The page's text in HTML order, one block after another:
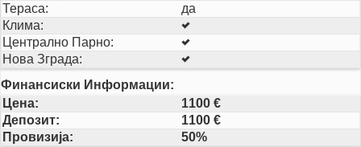
Тераса:
да
Клима:
Централно Парно:
Нова Зграда:
Финансиски Информации:
Цена:
1100 €
Депозит:
1100 €
Провизија:
50%